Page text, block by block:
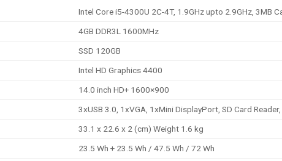
Intel Core i5-4300U 2C-4T, 1.9GHz upto 2.9GHz, 3MB
4GB DDR3L 1600MHz
SSD 120GB
Intel HD Graphics 4400
14.0 inch HD+ 1600×900
3xUSB 3.0, 1xVGA, 1xMini DisplayPort, SD Card
33.1 x 22.6 x 2 (cm) Weight 1.6 kg
23.5 Wh + 23.5 Wh / 47.5 Wh / 72 Wh